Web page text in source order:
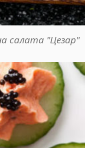
салата "Цезар"